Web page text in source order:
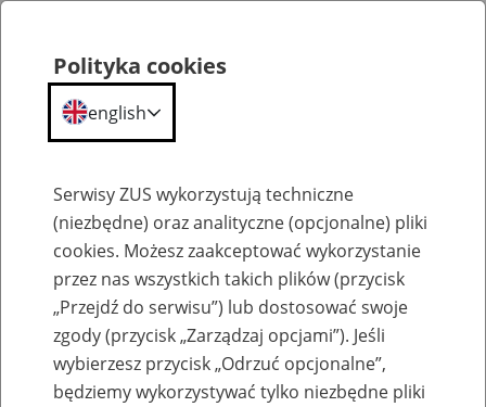
Szkolenia
Polityka cookies
english
Serwisy ZUS wykorzystują techniczne
(niezbędne) oraz analityczne (opcjonalne) pliki
cookies. Możesz zaakceptować wykorzystanie
przez nas wszystkich takich plików (przycisk
„Przejdź do serwisu”) lub dostosować swoje
zgody (przycisk „Zarządzaj opcjami”). Jeśli
wybierzesz przycisk „Odrzuć opcjonalne”,
będziemy wykorzystywać tylko niezbędne pliki